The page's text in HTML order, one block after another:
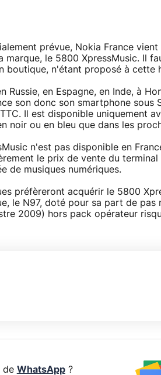
prévue, Nokia France vient
le 5800 XpressMusic. Il
boutique, n'étant proposé à cette
en Espagne, en Inde, à
son donc son smartphone sous
Il est disponible uniquement
noir ou en bleu que dans les
n'est pas disponible en
le prix de vente du
de musiques numériques.
préfèreront acquérir le 5800
le N97, doté pour sa part de pas
2009) hors pack opérateur
WhatsApp?